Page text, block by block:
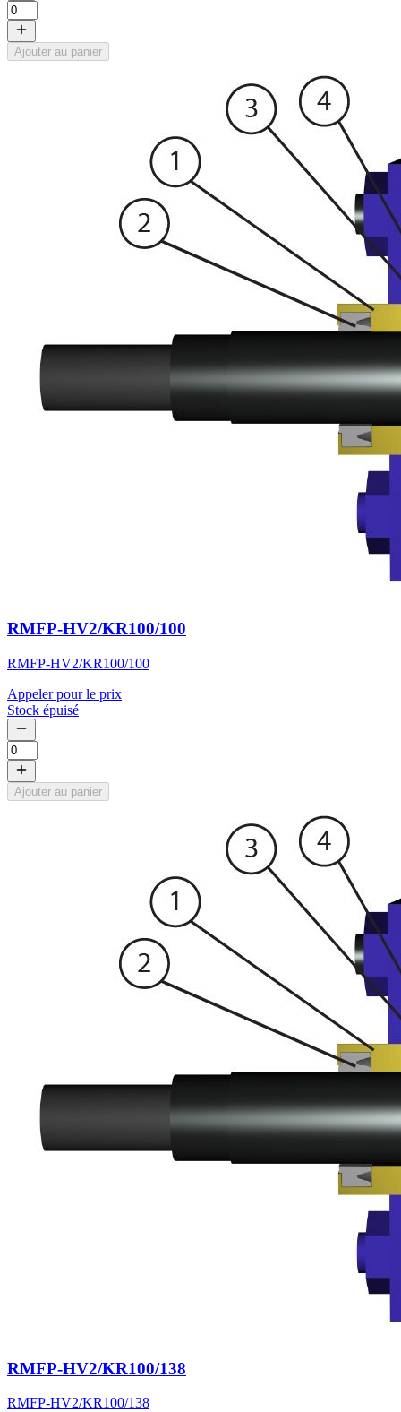
Ajouter au panier
RMFP-HV2/KR100/100
RMFP-HV2/KR100/100
Appeler pour le prix
Stock épuisé
Ajouter au panier
RMFP-HV2/KR100/138
RMFP-HV2/KR100/138